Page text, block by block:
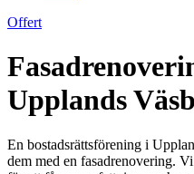
Offert
Upplands
En bostadsrättsförening i
dem med en fasadrenovering.